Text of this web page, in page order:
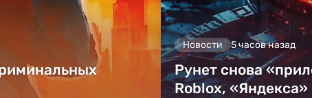
Новости 5 часов назад
Рунет снова
Roblox, «Яндекса»